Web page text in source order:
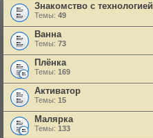
Знакомство с технологией
Темы: 49
Ванна
Темы: 73
Плёнка
Темы: 169
Активатор
Темы: 15
Малярка
Темы: 133